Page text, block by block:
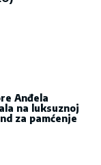
Anđela
na luksuznoj
za pamćenje